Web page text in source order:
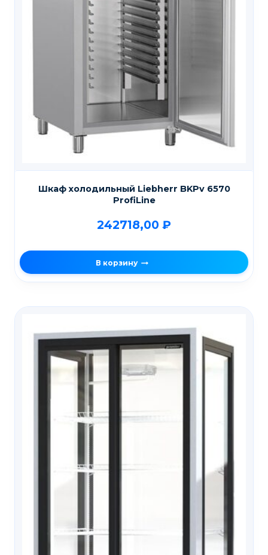
Шкаф холодильный Liebherr BKPv 6570
ProfiLine
242718,00 ₽
В корзину